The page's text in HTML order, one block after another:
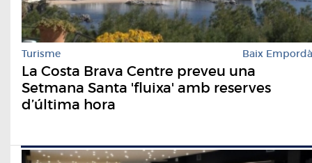
Turisme Baix Empordà
La Costa Brava Centre preveu una
Setmana Santa 'fluixa' amb reserves
d’última hora